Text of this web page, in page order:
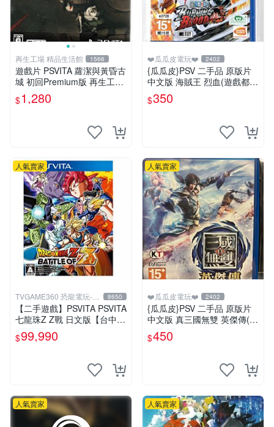
再生工場 精品生活館 1566
遊戲片 PSVITA 蘿潔與黃昏古
城 初回Premium版 再生工場
01
$1,280
❤️瓜瓜皮電玩❤️ 2402
{瓜瓜皮}PSV 二手品 原版片
中文版 海賊王 烈血(遊戲都有
回收)
$350
人氣賣家
TVGAME360 恐龍電玩-台
中店
8650
【二手遊戲】PSVITA PSVITA
七龍珠Z Z戰 日文版【台中恐
龍電玩】
$99,990
人氣賣家
❤️瓜瓜皮電玩❤️ 2402
{瓜瓜皮}PSV 二手品 原版片
中文版 真三國無雙 英傑傳(遊
戲都有回收)
$450
人氣賣家 人氣賣家